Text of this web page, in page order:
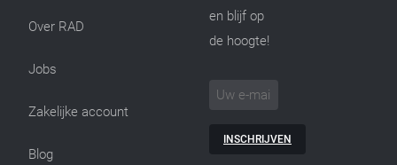
Over RAD
Jobs
Zakelijke account
Blog
en blijf op
de hoogte!
INSCHRIJVEN